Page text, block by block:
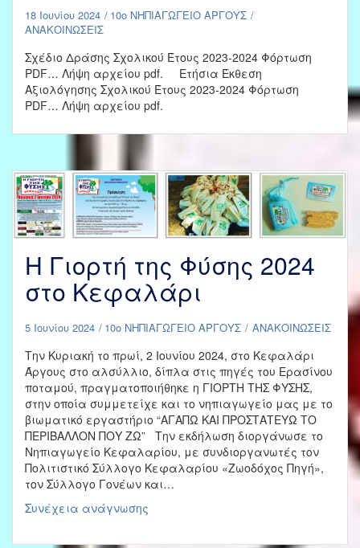
18 Ιουνίου 2024
10ο ΝΗΠΙΑΓΩΓΕΙΟ ΑΡΓΟΥΣ
ΑΝΑΚΟΙΝΩΣΕΙΣ
Σχέδιο Δράσης Σχολικού Έτους 2023-2024 Φόρτωση
PDF… Λήψη αρχείου pdf. Ετήσια Έκθεση
Αξιολόγησης Σχολικού Έτους 2023-2024 Φόρτωση
PDF… Λήψη αρχείου pdf.
Η Γιορτή της Φύσης 2024
στο Κεφαλάρι
5 Ιουνίου 2024 10ο ΝΗΠΙΑΓΩΓΕΙΟ ΑΡΓΟΥΣ ΑΝΑΚΟΙΝΩΣΕΙΣ
Την Κυριακή το πρωί, 2 Ιουνίου 2024, στο Κεφαλάρι
Άργους στο αλσύλλιο, δίπλα στις πηγές του Ερασίνου
ποταμού, πραγματοποιήθηκε η ΓΙΟΡΤΗ ΤΗΣ ΦΥΣΗΣ,
στην οποία συμμετείχε και το νηπιαγωγείο μας με το
βιωματικό εργαστήριο “ΑΓΑΠΩ ΚΑΙ ΠΡΟΣΤΑΤΕΥΩ ΤΟ
ΠΕΡΙΒΑΛΛΟΝ ΠΟΥ ΖΩ” Την εκδήλωση διοργάνωσε το
Νηπιαγωγείο Κεφαλαρίου, με συνδιοργανωτές τον
Πολιτιστικό Σύλλογο Κεφαλαρίου «Ζωοδόχος Πηγή»,
τον Σύλλογο Γονέων και…
Συνέχεια ανάγνωσης